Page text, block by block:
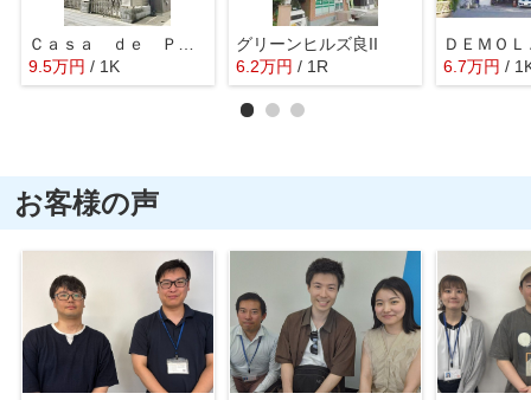
9.5万円 / 1K
グリーンヒルズ良II
6.2万円 / 1R 6.7万円 /
お客様の声